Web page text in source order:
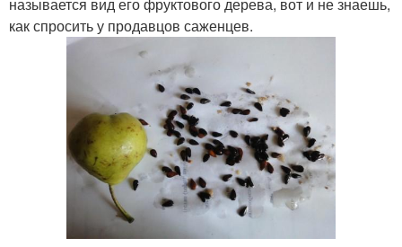
как спросить у продавцов саженцев.